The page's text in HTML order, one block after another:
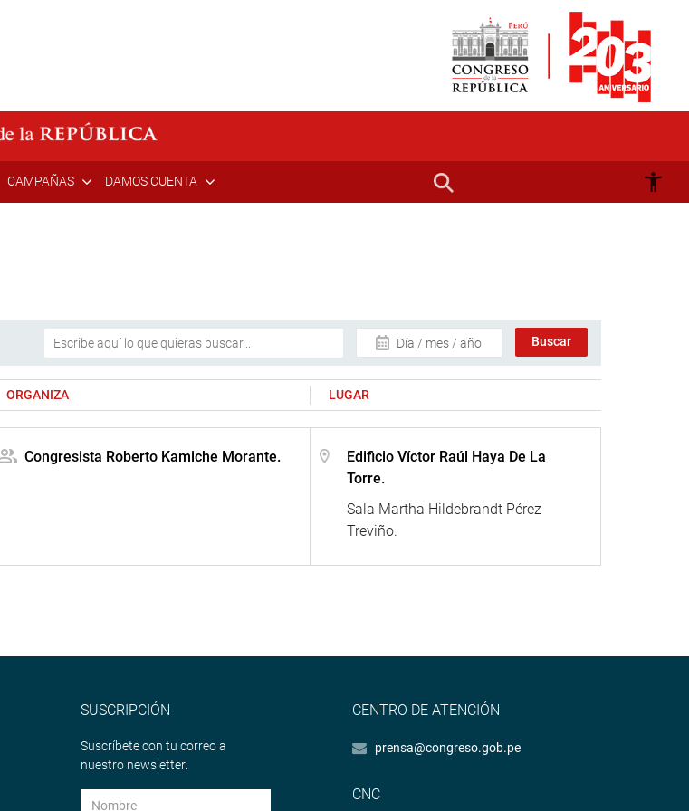
CAMPAÑAS DAMOS CUENTA
Día / mes / año
ORGANIZA LUGAR
Congresista Roberto Kamiche Morante.
Edificio Víctor Raúl Haya De La
Torre.
Sala Martha Hildebrandt Pérez
Treviño.
SUSCRIPCIÓN
Suscríbete con tu correo a
nuestro newsletter.
CENTRO DE ATENCIÓN
prensa@congreso.gob.pe
CNC